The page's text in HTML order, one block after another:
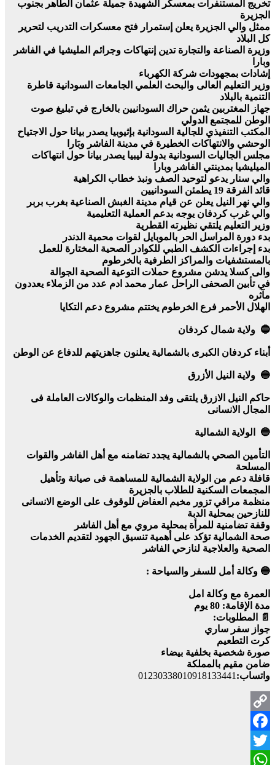
تخريج المستنفرات بمعسكر الشهيدة جميلة عثمان الطاهر بجنوب
الجزيرة
ممثل والي الجزيرة يعلن إستمرار فتح معسكرات التدريب لتحرير
كل البلاد
وزيرة الصناعة والتجارة تدين إنتهاكات وجرائم المليشيا في الفاشر
وبارا
إشادات بمجهودات شركة الكهرباء
وزير التعليم العالى والبحث العلمي الجامعات السودانية قاطرة
التنمية بالبلاد
جهاز المغتربين يثمن حراك السودانيين بالخارج في تبليغ صوت
الوطن للمجتمع الدولي
المكتب التنفيذي للجالية السودانية بإثيوبيا يصدر بيانا حول الاجتياح
الوحشي والانتهاكات الخطيرة في مدينة الفاشر وبَارا
مجلس الجاليات السودانية بدولة ليبيا يصدر بيانا حول انتهاكات
الميليشيا بمدينتي الفاشر وبارا
والي سنار يدعو لتوحيد الصف ونبذ خطاب الكراهية
قائد الفرقة 19 يطمئن السودانيين
والي نهر النيل يعلن عن قيام مدينة الغبش الصناعية بغرب بربر
والي غرب كردفان يوجه بدعم العملية التعليمية
وزير التعليم يلتقي نظيرته القطرية
بدء دورة المراسل الحر بالموبايل لقوات محمية الدندر
بدء إجراءات الكشف الطبي للكوادر الصحية المختارة للعمل
بالمستشفيات والمراكز الطرفية بالخرطوم
والى كسلا يدشن مشروع حملات التوعية الصحية الجوالة
في تأبين الصحفى الراحل عمار محمد ادم عدد من الزملاء يعددون
مآثره
الهلال الأحمر فرع الخرطوم يختتم مشروع دعم التكايا
🔵 ولاية شمال كردفان
أبناء كردفان الكبرى بالشمالية يعلنون جاهزيتهم للدفاع عن الوطن
🔵 ولاية النيل الأزرق
حاكم النيل الازرق يلتقى وفد المنظمات والوكالات العاملة فى
المجال الانسانى
🔵 الولاية الشمالية
التأمين الصحي بالشمالية يجدد تضامنه مع أهل الفاشر والقوات
المسلحة
قافلة دعم من الولاية الشمالية للمساهمة فى صيانة وتأهيل
المجمعات السكنية للطلاب بالجزيرة
منظمة مراقي تزور مخيم العفاض للوقوف على الوضع الانسانى
للنازحين بمحلية الدبة
وقفة تضامنية للمرأة بمحلية مروي مع أهل الفاشر
صحة الشمالية تؤكد على أهمية تنسيق الجهود لتقديم الخدمات
الصحية والعلاجية لنازحي الفاشر
🔵 وكالة أمل للسفر والسياحة :
العمرة مع وكالة امل
مدة الإقامة: 80 يوم
📄 المطلوبات:
جواز سفر ساري
كرت التطعيم
صورة شخصية بخلفية بيضاء
ضامن مقيم بالمملكة
واتساب: 01230338010918133441
Copy
Link
Facebook
Twitter